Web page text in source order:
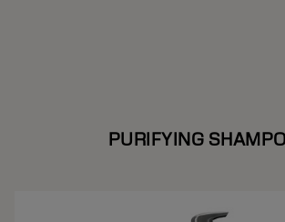
PURIFYING